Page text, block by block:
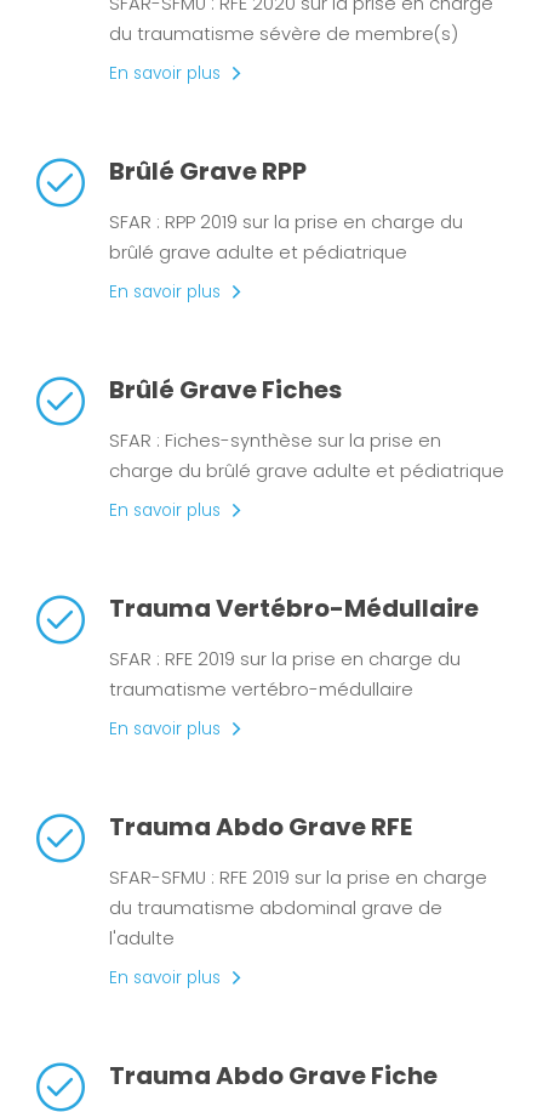
du traumatisme sévère de membre(s)
En savoir plus
Brûlé Grave RPP
SFAR : RPP 2019 sur la prise en charge du
brûlé grave adulte et pédiatrique
En savoir plus
Brûlé Grave Fiches
SFAR : Fiches-synthèse sur la prise en
charge du brûlé grave adulte et pédiatrique
En savoir plus
Trauma Vertébro-Médullaire
SFAR : RFE 2019 sur la prise en charge du
traumatisme vertébro-médullaire
En savoir plus
Trauma Abdo Grave RFE
SFAR-SFMU : RFE 2019 sur la prise en charge
du traumatisme abdominal grave de
l'adulte
En savoir plus
Trauma Abdo Grave Fiche